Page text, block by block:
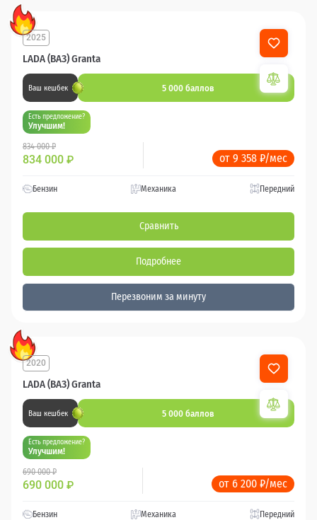
LADA (ВАЗ) Granta
2025
Ваш кешбек 5 000 баллов
Есть предложение?
Улучшим!
834 000 ₽
834 000 ₽ от 9 358 ₽/мес
Бензин Механика Передний
Сравнить
Подробнее
Перезвоним за минуту
LADA (ВАЗ) Granta
2020
Ваш кешбек 5 000 баллов
Есть предложение?
Улучшим!
690 000 ₽
690 000 ₽ от 6 200 ₽/мес
Бензин Механика Передний